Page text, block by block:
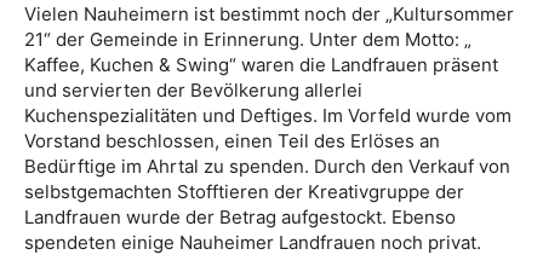
Vielen Nauheimern ist bestimmt noch der „Kultursommer
21“ der Gemeinde in Erinnerung. Unter dem Motto: „
Kaffee, Kuchen & Swing“ waren die Landfrauen präsent
und servierten der Bevölkerung allerlei
Kuchenspezialitäten und Deftiges. Im Vorfeld wurde vom
Vorstand beschlossen, einen Teil des Erlöses an
Bedürftige im Ahrtal zu spenden. Durch den Verkauf von
selbstgemachten Stofftieren der Kreativgruppe der
Landfrauen wurde der Betrag aufgestockt. Ebenso
spendeten einige Nauheimer Landfrauen noch privat.